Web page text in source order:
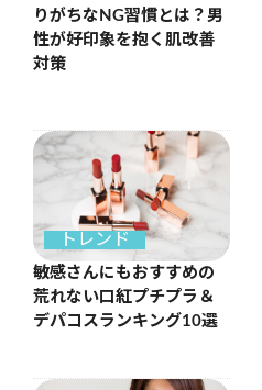
りがちなNG習慣とは？男
性が好印象を抱く肌改善
対策
トレンド
敏感さんにもおすすめの
荒れない口紅プチプラ＆
デパコスランキング10選